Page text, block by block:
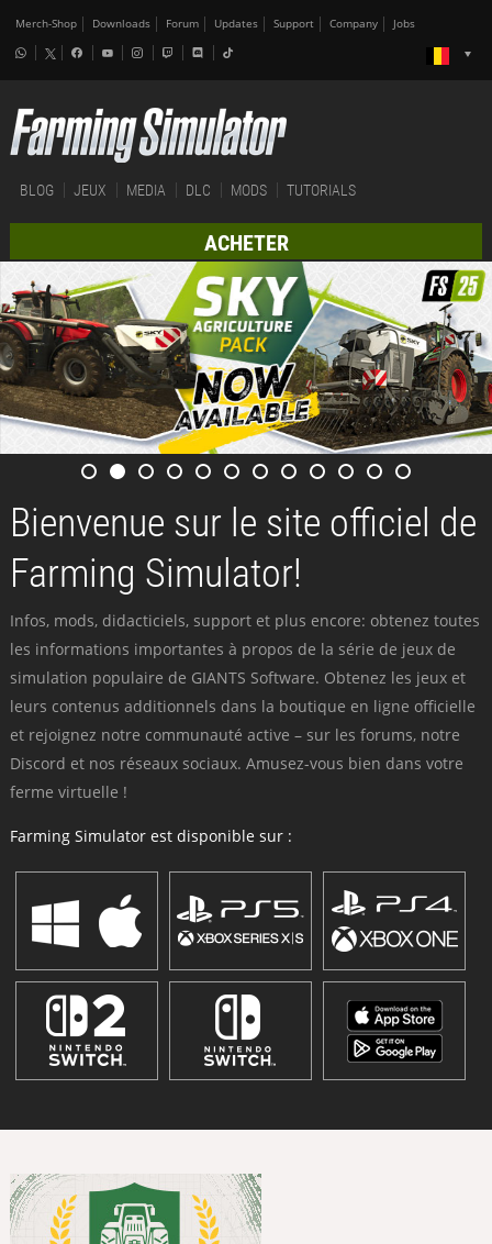
Merch-Shop Downloads Forum Updates Support Company Jobs
BLOG JEUX MEDIA DLC MODS TUTORIALS
ACHETER
Bienvenue sur le site officiel de
Farming Simulator!
Infos, mods, didacticiels, support et plus encore: obtenez toutes
les informations importantes à propos de la série de jeux de
simulation populaire de GIANTS Software. Obtenez les jeux et
leurs contenus additionnels dans la boutique en ligne officielle
et rejoignez notre communauté active – sur les forums, notre
Discord et nos réseaux sociaux. Amusez-vous bien dans votre
ferme virtuelle !
Farming Simulator est disponible sur :